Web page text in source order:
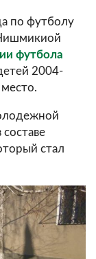
по футболу
футбола
2004-
стал